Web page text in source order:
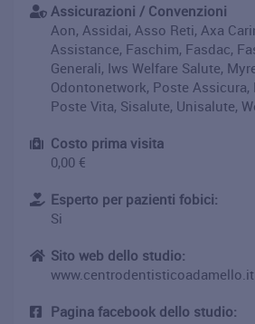
Assicurazioni / Convenzioni
Aon, Assidai, Asso Reti, Axa
Assistance, Faschim, Fasdac,
Generali, Iws Welfare Salute,
Odontonetwork, Poste Assicura,
Poste Vita, Sisalute, Unisalute,
Costo prima visita
0,00 €
Esperto per pazienti fobici:
Si
Sito web dello studio:
www.centrodentisticoadamello.it
Pagina facebook dello studio: